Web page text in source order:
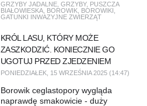
GRZYBY JADALNE, GRZYBY, PUSZCZA
BIAŁOWIESKA, BOROWIK, BOROWIKI
GATUNKI INWAZYJNE ZWIERZĄT
KRÓL LASU, KTÓRY MOŻE
ZASZKODZIĆ. KONIECZNIE GO
UGOTUJ PRZED ZJEDZENIEM
PONIEDZIAŁEK, 15 WRZEŚNIA 2025 (14:47)
Borowik ceglastopory wygląda
naprawdę smakowicie - duży